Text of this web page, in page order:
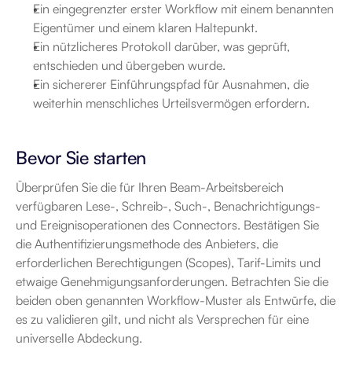
Ein eingegrenzter erster Workflow mit einem benannten
Eigentümer und einem klaren Haltepunkt.
Ein nützlicheres Protokoll darüber, was geprüft,
entschieden und übergeben wurde.
Ein sichererer Einführungspfad für Ausnahmen, die
weiterhin menschliches Urteilsvermögen erfordern.
Bevor Sie starten
Überprüfen Sie die für Ihren Beam-Arbeitsbereich
verfügbaren Lese-, Schreib-, Such-, Benachrichtigungs-
und Ereignisoperationen des Connectors. Bestätigen Sie
die Authentifizierungsmethode des Anbieters, die
erforderlichen Berechtigungen (Scopes), Tarif-Limits und
etwaige Genehmigungsanforderungen. Betrachten Sie die
beiden oben genannten Workflow-Muster als Entwürfe, die
es zu validieren gilt, und nicht als Versprechen für eine
universelle Abdeckung.